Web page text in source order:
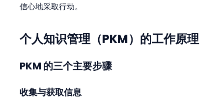
信心地采取行动。
个人知识管理（PKM）的工作原理
PKM 的三个主要步骤
收集与获取信息